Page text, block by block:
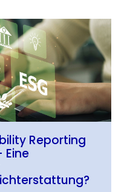
Reporting
Eine